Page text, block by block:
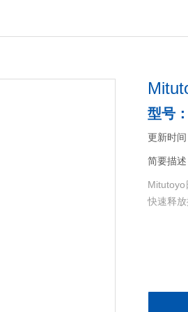
型号：
更新时
简要描述
Mitutoyo
快速释